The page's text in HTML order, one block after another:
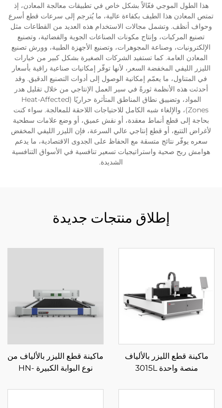
هذا الطول الموجي فعّالاً بشكل خاص في تطبيقات معالجة المعادن، إذ
تمتص المعادن هذا الطيف بكفاءة عالية، ما يُترجم إلى سرعات قطع أسرع
وحواف أنظف. وتشمل مجالات الاستخدام هذه العديد من القطاعات مثل
تصنيع المركبات، وإنتاج مكونات الصناعات الجوية والفضائية، وتصنيع
الإلكترونيات، وصناعة المجوهرات، وتصنيع الأجهزة الطبية، وورش تصنيع
المعادن العامة. كما تستفيد الشركات الصغيرة بشكل كبير من خيارات
الليزر الليفي المخفضة السعر، لأنها توفّر إمكانيات صناعية راقية بأسعار
في المتناول، ما يعمّم إمكانية الوصول إلى أدوات التصنيع الدقيق. وقد
أحدثت هذه الأنظمة ثورةً في سير العمل الإنتاجي من خلال تقليل هدر
المواد، وتضييق نطاق المناطق المتأثرة حراريًا (Heat-Affected
Zones)، والإلغاء شبه الكامل للاحتياجات اللاحقة للمعالجة. سواء كنت
بحاجة إلى قطع أنماط معقدة، أو نقش عميق، أو وضع علامات سطحية
لأغراض التتبع، أو قطع إنتاجي عالي السرعة، فإن الليزر الليفي المخفض
سعره يوفّر نتائج متسقة مع الحفاظ على الجدوى الاقتصادية، ما يدعم
هوامش ربح صحية واستراتيجيات تسعير تنافسية في الأسواق التنافسية
الشديدة.
إطلاق منتجات جديدة
ماكينة قطع الليزر بالألياف
منصة واحدة 3015L
ماكينة قطع الليزر بالألياف من
نوع البوابة الكبيرة HN-